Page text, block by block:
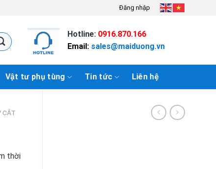
Đăng nhập
Hotline: 0916.870.166
Email: sales@maiduong.vn
Vật tư phụ tùng Tin tức Liên hệ
CẮT
thời